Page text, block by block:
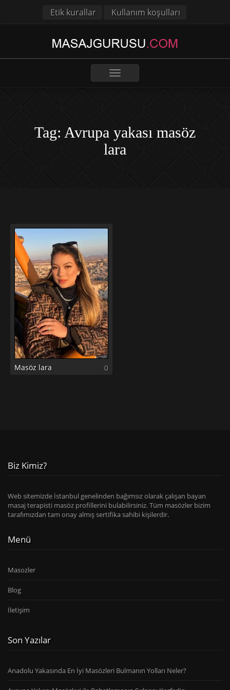
Etik kurallar Kullanım koşulları
Toggle
Tag: Avrupa yakası masöz
lara
Masöz lara 0
Biz Kimiz?
Web sitemizde İstanbul genelinden bağımsız olarak çalışan bayan
masaj terapisti masöz profillerini bulabilirsiniz. Tüm masözler bizim
tarafımızdan tam onay almış sertifika sahibi kişilerdir.
Menü
Masozler
Blog
İletişim
Son Yazılar
Anadolu Yakasında En İyi Masözleri Bulmanın Yolları Neler?